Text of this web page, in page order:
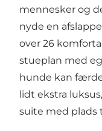
mennesker og
nyde en
over 26
stueplan med
hunde kan
lidt ekstra
suite med plads